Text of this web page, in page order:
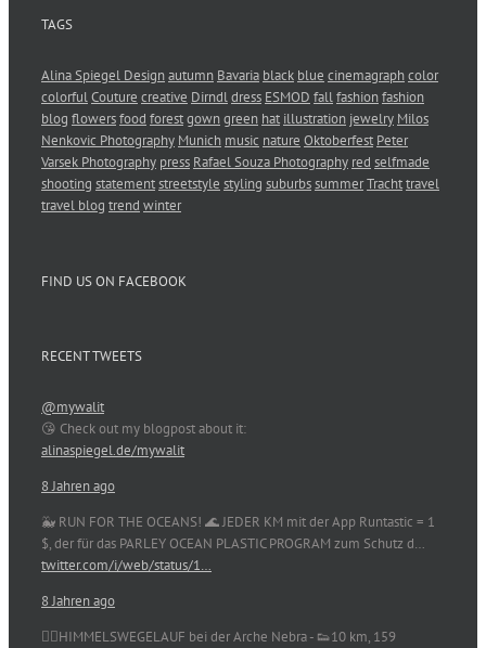
TAGS
Alina Spiegel Designautumn Bavaria black blue cinemagraphcolor
colorfulCouture creative Dirndldress ESMOD fallfashionfashion
blog flowersfood forestgowngreen hat illustration jewelry Milos
Nenkovic Photography Munich music nature Oktoberfest Peter
Varsek Photography press Rafael Souza Photography red selfmade
shooting statementstreetstyle styling suburbssummerTrachttravel
travel blog trend winter
FIND US ON FACEBOOK
RECENT TWEETS
@mywalit
😘 Check out my blogpost about it:
alinaspiegel.de/mywalit
8 Jahren ago
🐳 RUN FOR THE OCEANS! 🌊 JEDER KM mit der App Runtastic = 1
$, der für das PARLEY OCEAN PLASTIC PROGRAM zum Schutz d…
twitter.com/i/web/status/1…
8 Jahren ago
🏃‍♀️HIMMELSWEGELAUF bei der Arche Nebra - 👟10 km, 159